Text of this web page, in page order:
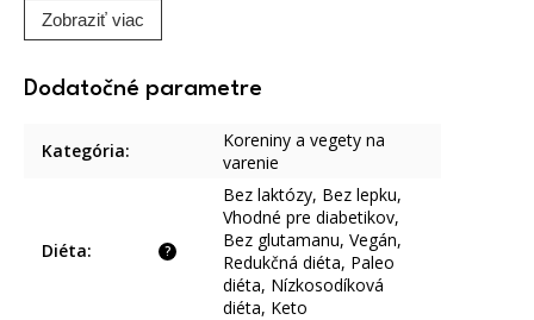
Zobraziť viac
Dodatočné parametre
Kategória:
Koreniny a vegety na
varenie
?
Diéta:
Bez laktózy, Bez lepku,
Vhodné pre diabetikov,
Bez glutamanu, Vegán,
Redukčná diéta, Paleo
diéta, Nízkosodíková
diéta, Keto